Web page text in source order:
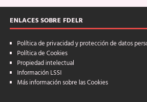
ENLACES SOBRE FDELR
Política de privacidad y protección de datos
Política de Cookies
Propiedad intelectual
Información LSSI
Más información sobre las Cookies